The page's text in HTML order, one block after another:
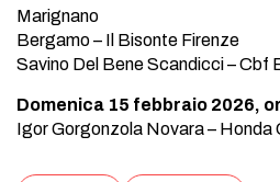
Marignano
Bergamo – Il Bisonte Firenze
Savino Del Bene Scandicci – Cbf
Domenica 15 febbraio 2026,
Igor Gorgonzola Novara – Honda